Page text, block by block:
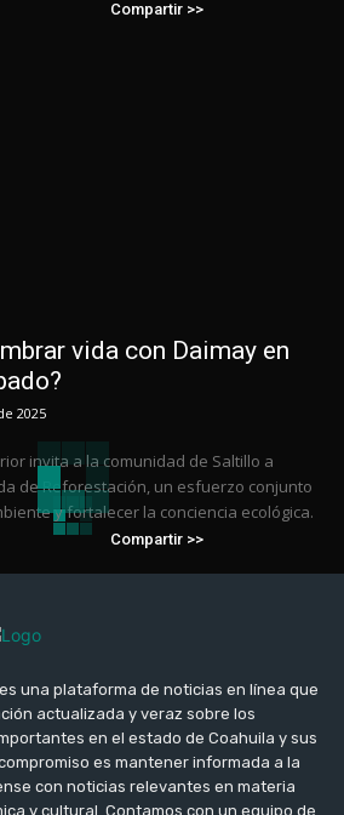
Compartir >>
vida con Daimay en
2025
invita a la comunidad de Saltillo a
de Reforestación, un esfuerzo conjunto
y fortalecer la conciencia ecológica.
Compartir >>
una plataforma de noticias en línea que
actualizada y veraz sobre los
en el estado de Coahuila y sus
es mantener informada a la
con noticias relevantes en materia
y cultural. Contamos con un equipo de